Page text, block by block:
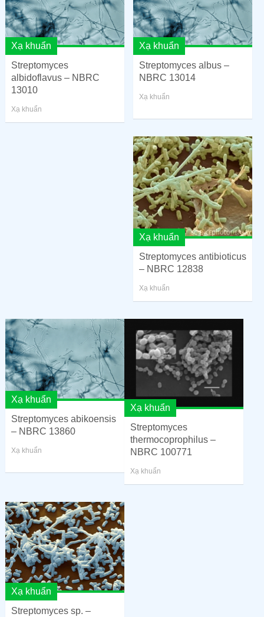
Xạ khuẩn
Streptomyces
albidoflavus – NBRC
13010
Xạ khuẩn
Xạ khuẩn
Streptomyces albus –
NBRC 13014
Xạ khuẩn
Xạ khuẩn
Streptomyces antibioticus
– NBRC 12838
Xạ khuẩn
Xạ khuẩn
Streptomyces abikoensis
– NBRC 13860
Xạ khuẩn
Xạ khuẩn
Streptomyces
thermocoprophilus –
NBRC 100771
Xạ khuẩn
Xạ khuẩn
Streptomyces sp. –